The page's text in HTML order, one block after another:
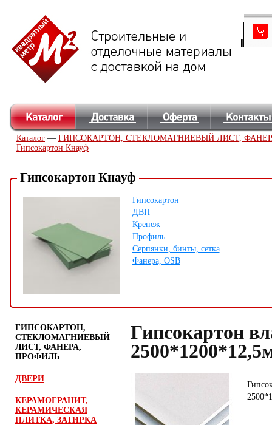
Каталог — ГИПСОКАРТОН, СТЕКЛОМАГНИЕВЫЙ ЛИСТ,
Гипсокартон Кнауф
Гипсокартон Кнауф
Гипсокартон
ДВП
Крепеж
Профиль
Серпянки, бинты, сетка
Фанера, OSB
ГИПСОКАРТОН,
СТЕКЛОМАГНИЕВЫЙ
ЛИСТ, ФАНЕРА,
ПРОФИЛЬ
ДВЕРИ
КЕРАМОГРАНИТ,
КЕРАМИЧЕСКАЯ
ПЛИТКА, ЗАТИРКА
Гипсокартон